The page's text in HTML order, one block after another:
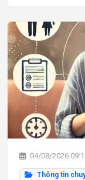
04/08/2026
Thông tin